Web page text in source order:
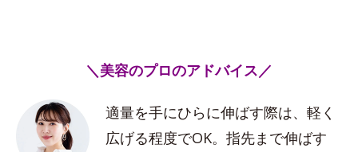
＼美容のプロのアドバイス／
適量を手にひらに伸ばす際は、軽く
広げる程度でOK。指先まで伸ばす